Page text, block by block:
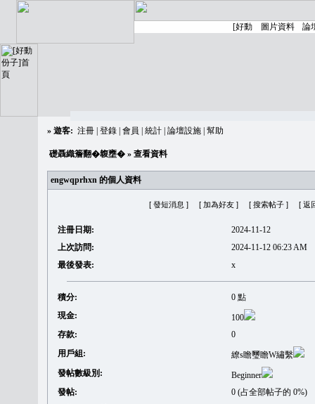
» 遊客: 注冊 登錄 會員 統計 論壇設施 幫助
礎聶織簷翻�䪖壅� » 查看資料
engwqprhxn 的個人資料
[ 發短消息 ] [ 加為好友 ] [ 搜索帖子 ] [ 返
注冊日期:
2024-11-12
上次訪問:
2024-11-12 06:23 AM
最後發表:
x
積分:
0 點
現金:
100
存款:
0
用戶組:
繚s瞻璽瞻W繡繫
發帖數級別:
Beginner
發帖:
0 (占全部帖子的 0%)